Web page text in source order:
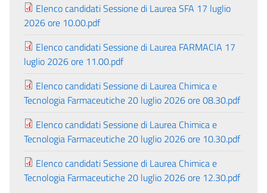
Elenco candidati Sessione di Laurea SFA 17 luglio
2026 ore 10.00.pdf
Elenco candidati Sessione di Laurea FARMACIA 17
luglio 2026 ore 11.00.pdf
Elenco candidati Sessione di Laurea Chimica e
Tecnologia Farmaceutiche 20 luglio 2026 ore 08.30.pdf
Elenco candidati Sessione di Laurea Chimica e
Tecnologia Farmaceutiche 20 luglio 2026 ore 10.30.pdf
Elenco candidati Sessione di Laurea Chimica e
Tecnologia Farmaceutiche 20 luglio 2026 ore 12.30.pdf